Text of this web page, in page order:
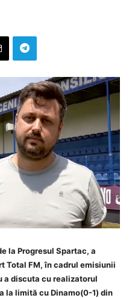
la Progresul Spartac, a
Total FM, în cadrul emisiunii
a discuta cu realizatorul
la limită cu Dinamo(0-1) din